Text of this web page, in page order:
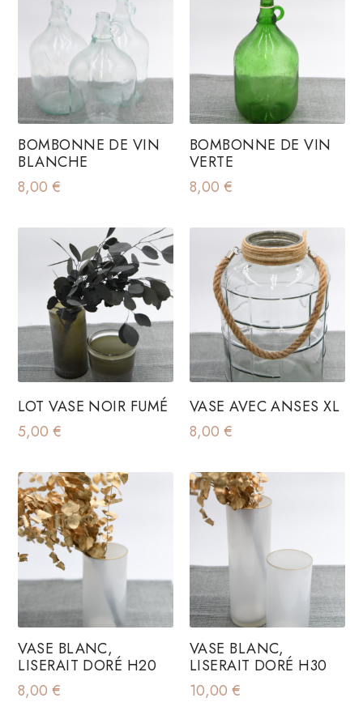
BOMBONNE DE VIN
BLANCHE
8,00€
BOMBONNE DE VIN
VERTE
8,00 €
LOT VASE NOIR FUMÉ
5,00€
VASE AVEC ANSES XL
8,00 €
VASE BLANC,
LISERAIT DORÉ H20
8,00€
VASE BLANC,
LISERAIT DORÉ H30
10,00 €